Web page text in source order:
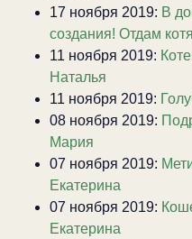
17 ноября 2019: В
создания! Отдам
11 ноября 2019:
Наталья
11 ноября 2019:
08 ноября 2019:
Мария
07 ноября 2019:
Екатерина
07 ноября 2019:
Екатерина